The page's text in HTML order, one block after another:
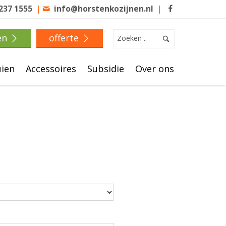
1555 | info@horstenkozijnen.nl |
offerte
Accessoires Subsidie Over ons